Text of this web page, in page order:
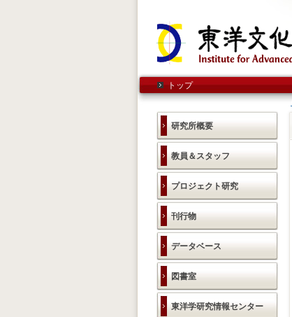
トップ
研究所概要
教員＆スタッフ
プロジェクト研究
刊行物
データベース
図書室
東洋学研究情報センター